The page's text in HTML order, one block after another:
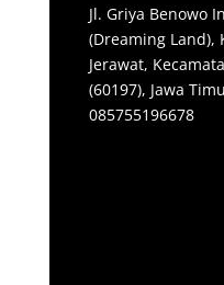
Jl. Griya Benowo
(Dreaming Land),
Jerawat,
(60197), Jawa
085755196678